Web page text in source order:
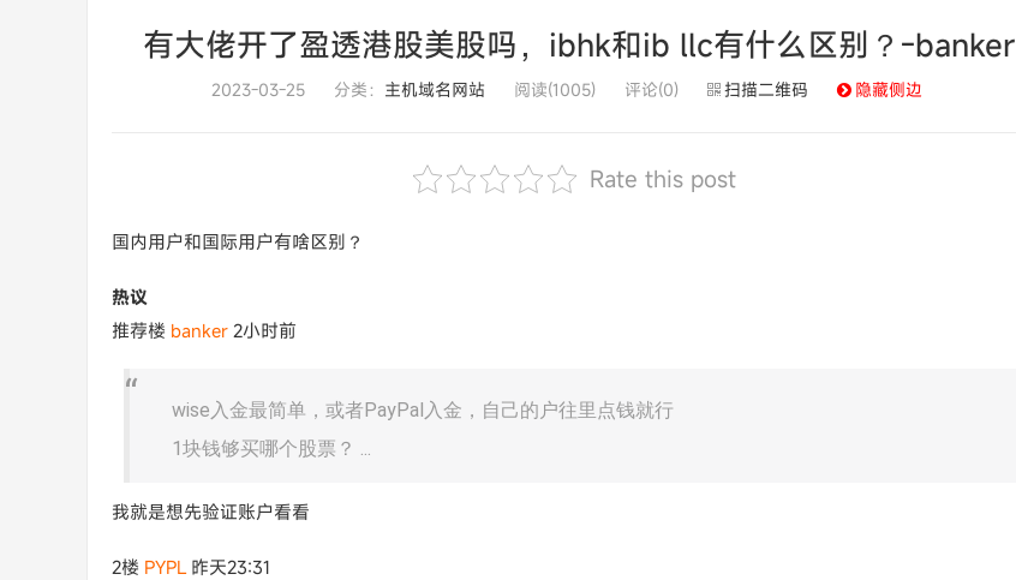
有大佬开了盈透港股美股吗，ibhk和ib llc有什么区别？-banker
2023-03-25 分类： 主机域名网站 阅读(1005) 评论(0) 扫描二维码 隐藏侧边
Rate this post
国内用户和国际用户有啥区别？
热议
推荐楼 banker 2小时前
wise入金最简单，或者PayPal入金，自己的户往里点钱就行
1块钱够买哪个股票？ ...
我就是想先验证账户看看
2楼 PYPL 昨天23:31